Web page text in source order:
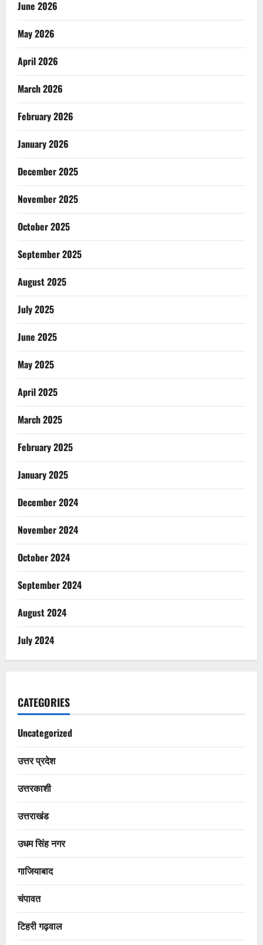
June 2026
May 2026
April 2026
March 2026
February 2026
January 2026
December 2025
November 2025
October 2025
September 2025
August 2025
July 2025
June 2025
May 2025
April 2025
March 2025
February 2025
January 2025
December 2024
November 2024
October 2024
September 2024
August 2024
July 2024
CATEGORIES
Uncategorized
उत्तर प्रदेश
उत्तरकाशी
उत्तराखंड
उधम सिंह नगर
गाजियाबाद
चंपावत
टिहरी गढ़वाल